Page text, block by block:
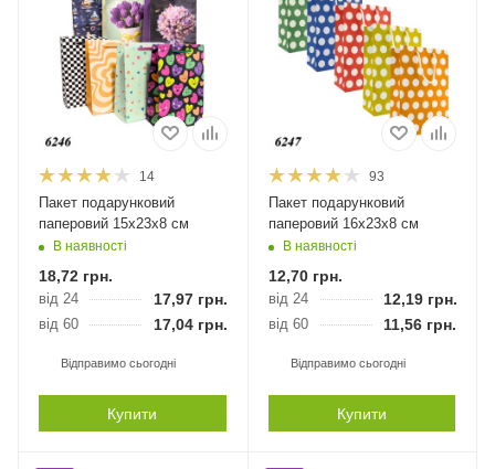
14
Пакет подарунковий
паперовий 15х23х8 см
В наявності
18,72 грн.
від 24 17,97 грн.
від 60 17,04 грн.
Відправимо сьогодні
Купити
93
Пакет подарунковий
паперовий 16х23х8 см
В наявності
12,70грн.
від 24 12,19грн.
від 60 11,56 грн.
Відправимо сьогодні
Купити